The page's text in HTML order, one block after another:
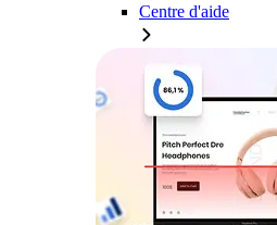
Centre d'aide